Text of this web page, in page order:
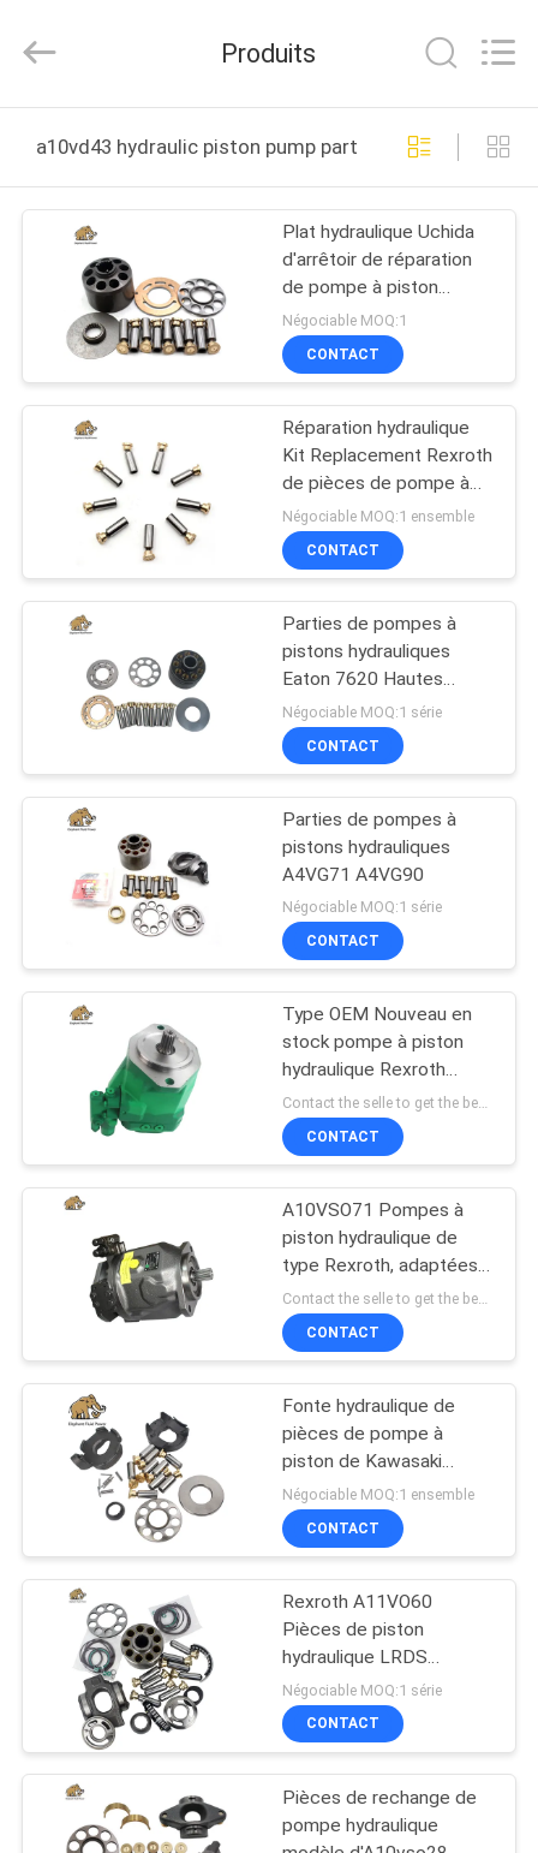
PRODUITS
SUJET
NOUS
VISITE
D'USINE
CONTRÔLE
QUALITÉ
NOUS
NOUVELLES
PLAN
PRIVACY
POLICY
Elephant
Fluid
All
Reserved.
Produits
a10vd43 hydraulic piston pump parts fabrication en
Plat hydraulique Uchida
d'arrêtoir de réparation
de pompe à piston
A10VD43
Négociable MOQ:1
CONTACT
Réparation hydraulique
Kit Replacement Rexroth
de pièces de pompe à
piston A10vd43
Négociable MOQ:1 ensemble
CONTACT
Parties de pompes à
pistons hydrauliques
Eaton 7620 Hautes
performances
Négociable MOQ:1 série
CONTACT
Parties de pompes à
pistons hydrauliques
A4VG71 A4VG90
Négociable MOQ:1 série
CONTACT
Type OEM Nouveau en
stock pompe à piston
hydraulique Rexroth
ALA10VNO 41
DFR1/52R-HRC40N00 -
S1005 Après-vente
Contact the selle to get the best offer MOQ:1
CONTACT
A10VSO71 Pompes à
piston hydraulique de
type Rexroth, adaptées
aux chargeurs à godets,
chargeurs avant ou
chargeurs
CONTACT
Fonte hydraulique de
pièces de pompe à
piston de Kawasaki
Excavator K3vl45
Négociable MOQ:1 ensemble
CONTACT
Rexroth A11VO60
Pièces de piston
hydraulique LRDS
contrôle groupe rotatif
Négociable MOQ:1 série
CONTACT
Pièces de rechange de
pompe hydraulique